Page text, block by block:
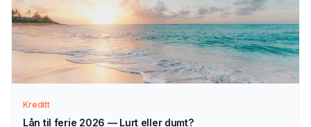
3 Velg selv
Sammenlign aktuelle tilbud i ro og mak, og velg det som
passer deg — helt uforpliktende.
Kreditt
Lån til ferie 2026 — Lurt eller dumt?